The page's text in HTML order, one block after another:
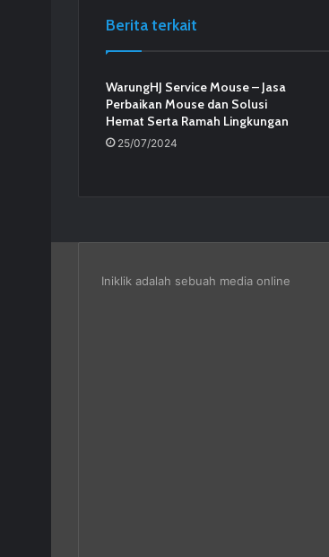
Berita terkait
WarungHJ Service Mouse – Jasa
Perbaikan Mouse dan Solusi
Hemat Serta Ramah Lingkungan
25/07/2024
Iniklik adalah sebuah media online